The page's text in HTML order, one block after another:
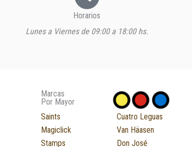
Horarios
Lunes a Viernes de 09:00 a 18:00 hs.
Marcas
Por Mayor
Saints
Magiclick
Stamps
Cuatro Leguas
Van Häasen
Don José